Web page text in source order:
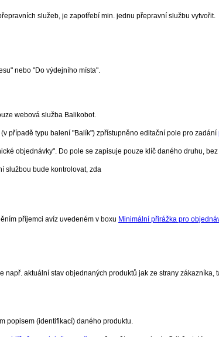
služeb, je zapotřebí min. jednu přepravní službu vytvořit.
nebo "Do výdejního místa".
webová služba Balikobot.
případě typu balení "Balík") zpřístupněno editační pole pro zadání
objednávky". Do pole se zapisuje pouze klíč daného druhu,
službou bude kontrolovat, zda
příjemci avíz uvedeném v boxu Minimální přirážka pro
aktuální stav objednaných produktů jak ze strany zákazníka,
popisem (identifikací) daného produktu.